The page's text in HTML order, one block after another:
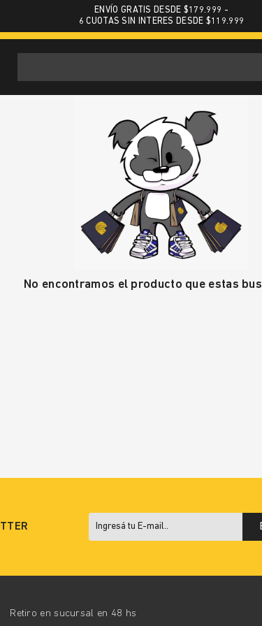
ENVÍO GRATIS DESDE $179.999 -
6 CUOTAS SIN INTERES DESDE $119.999
No encontramos el producto que estas
Retiro en sucursal en 48 hs